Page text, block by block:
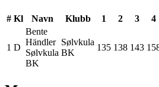
# Kl Navn Klubb 1 2 3 4
1 D
Bente
Händler
Sølvkula
BK
Sølvkula
BK
135 138 143